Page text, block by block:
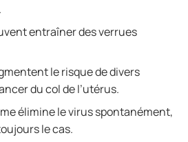
entraîner des verrues
le risque de divers
du col de l’utérus.
élimine le virus spontanément,
le cas.